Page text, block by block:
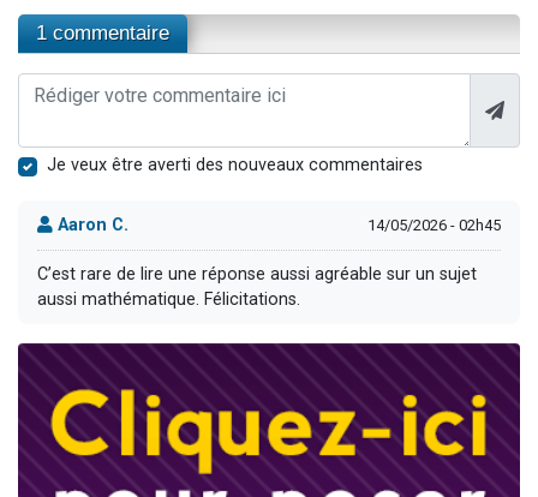
1 commentaire
Je veux être averti des nouveaux commentaires
Aaron C. 14/05/2026 - 02h45
C’est rare de lire une réponse aussi agréable sur un sujet
aussi mathématique. Félicitations.